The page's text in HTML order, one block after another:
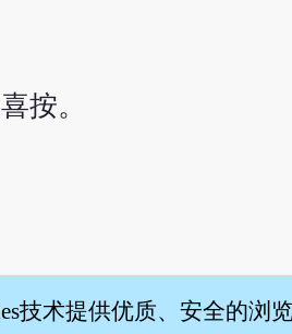
按。
关于 | 联
技术提供优质、安全的浏